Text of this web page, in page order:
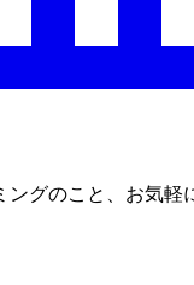
ングのこと、お気軽